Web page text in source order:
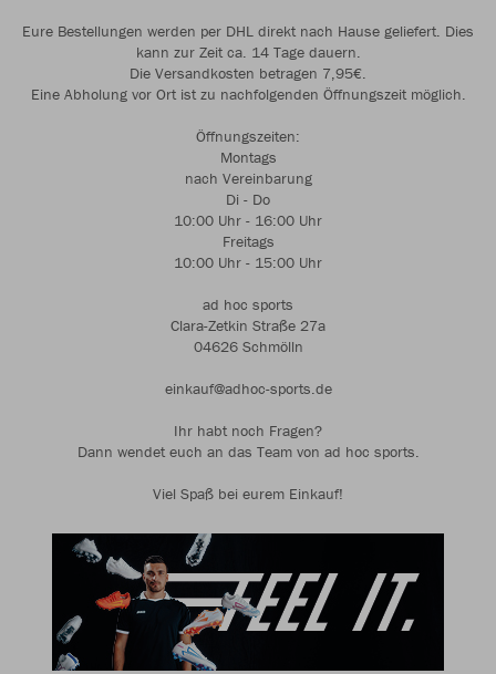
Eure Bestellungen werden per DHL direkt nach Hause geliefert. Dies
kann zur Zeit ca. 14 Tage dauern.
Die Versandkosten betragen 7,95€.
Eine Abholung vor Ort ist zu nachfolgenden Öffnungszeit möglich.
Öffnungszeiten:
Montags
nach Vereinbarung
Di - Do
10:00 Uhr - 16:00 Uhr
Freitags
10:00 Uhr - 15:00 Uhr
ad hoc sports
Clara-Zetkin Straße 27a
04626 Schmölln
einkauf@adhoc-sports.de
Ihr habt noch Fragen?
Dann wendet euch an das Team von ad hoc sports.
Viel Spaß bei eurem Einkauf!